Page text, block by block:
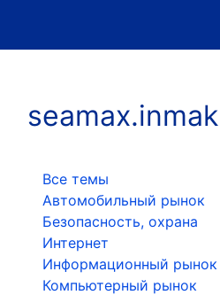
Все темы
Автомобильный рынок
Безопасность, охрана
Интернет
Информационный рынок
Компьютерный рынок